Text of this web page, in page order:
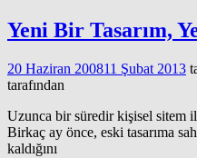
Yeni Bir Tasarım,
20 Haziran 200811 Şubat 2013
tarafından
Uzunca bir süredir kişisel sitem
Birkaç ay önce, eski tasarıma
kaldığını